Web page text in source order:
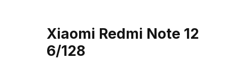
Xiaomi Redmi Note 12
6/128